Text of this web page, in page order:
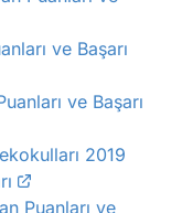
ve Başarı
ve Başarı
2019
Puanları ve